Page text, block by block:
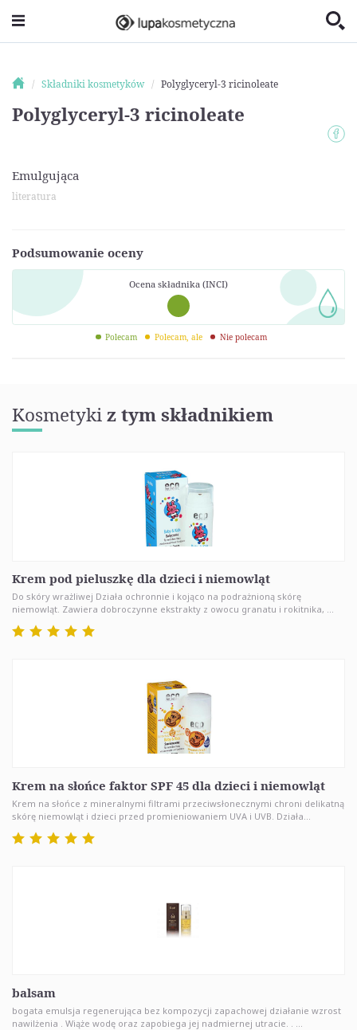
Składniki kosmetyków Polyglyceryl-3 ricinoleate
Polyglyceryl-3 ricinoleate
Emulgująca
literatura
Podsumowanie oceny
Ocena składnika (INCI)
Polecam Polecam, ale Nie polecam
Kosmetykiz tym składnikiem
Krem pod pieluszkę dla dzieci i niemowląt
Do skóry wrażliwej Działa ochronnie i kojąco na podrażnioną skórę
niemowląt. Zawiera dobroczynne ekstrakty z owocu granatu i rokitnika, ...
Krem na słońce faktor SPF 45 dla dzieci i niemowląt
Krem na słońce z mineralnymi filtrami przeciwsłonecznymi chroni delikatną
skórę niemowląt i dzieci przed promieniowaniem UVA i UVB. Działa...
balsam
bogata emulsja regenerująca bez kompozycji zapachowej działanie wzrost
nawilżenia . Wiąże wodę oraz zapobiega jej nadmiernej utracie. . ...